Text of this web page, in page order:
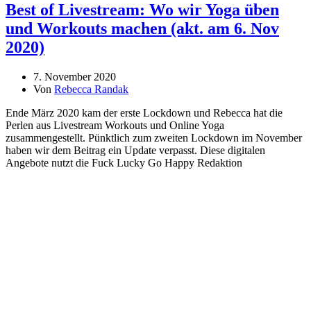
Best of Livestream: Wo wir Yoga üben
und Workouts machen (akt. am 6. Nov
2020)
7. November 2020
Von Rebecca Randak
Ende März 2020 kam der erste Lockdown und Rebecca hat die
Perlen aus Livestream Workouts und Online Yoga
zusammengestellt. Pünktlich zum zweiten Lockdown im November
haben wir dem Beitrag ein Update verpasst. Diese digitalen
Angebote nutzt die Fuck Lucky Go Happy Redaktion